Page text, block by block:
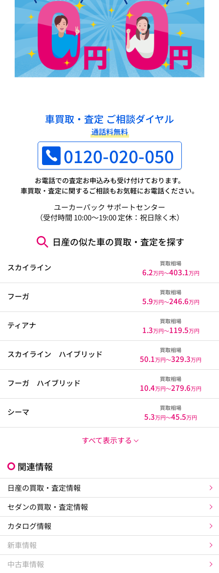
車買取・査定 ご相談ダイヤル
通話料無料
0120-020-050
お電話での査定お申込みも受け付けております。
車買取・査定に関するご相談もお気軽にお電話ください。
ユーカーパック サポートセンター
（受付時間 10:00～19:00 定休：祝日除く木）
日産の似た車の買取・査定を探す
スカイライン 買取相場
6.2万円〜403.1万円
フーガ 買取相場
5.9万円〜246.6万円
ティアナ 買取相場
1.3万円〜119.5万円
スカイライン ハイブリッド 買取相場
50.1万円〜329.3万円
フーガ ハイブリッド 買取相場
10.4万円〜279.6万円
シーマ 買取相場
5.3万円〜45.5万円
すべて表示する
関連情報
日産の買取・査定情報
セダンの買取・査定情報
カタログ情報
新車情報
中古車情報